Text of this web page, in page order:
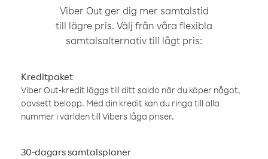
Viber Out ger dig mer samtalstid
till lägre pris. Välj från våra flexibla
samtalsalternativ till lågt pris:
Kreditpaket
Viber Out-kredit läggs till ditt saldo när du köper något,
oavsett belopp. Med din kredit kan du ringa till alla
nummer i världen till Vibers låga priser.
30-dagars samtalsplaner